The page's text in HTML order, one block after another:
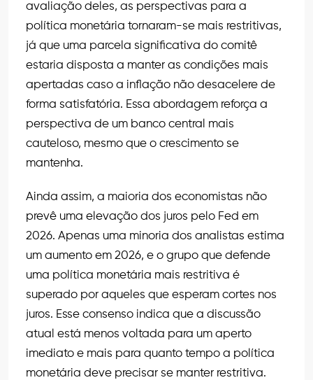
avaliação deles, as perspectivas para a
política monetária tornaram-se mais restritivas,
já que uma parcela significativa do comitê
estaria disposta a manter as condições mais
apertadas caso a inflação não desacelere de
forma satisfatória. Essa abordagem reforça a
perspectiva de um banco central mais
cauteloso, mesmo que o crescimento se
mantenha.
Ainda assim, a maioria dos economistas não
prevê uma elevação dos juros pelo Fed em
2026. Apenas uma minoria dos analistas estima
um aumento em 2026, e o grupo que defende
uma política monetária mais restritiva é
superado por aqueles que esperam cortes nos
juros. Esse consenso indica que a discussão
atual está menos voltada para um aperto
imediato e mais para quanto tempo a política
monetária deve precisar se manter restritiva.